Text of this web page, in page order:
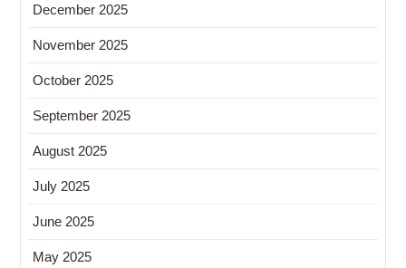
December 2025
November 2025
October 2025
September 2025
August 2025
July 2025
June 2025
May 2025